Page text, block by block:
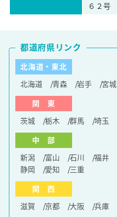
６２号
北海道・東北
北海道
青森 岩手 宮城
関 東
茨城
栃木 群馬 埼玉
中 部
新潟
富山 石川 福井
静岡
愛知
三重
関 西
滋賀
京都 大阪 兵庫
都道府県リンク